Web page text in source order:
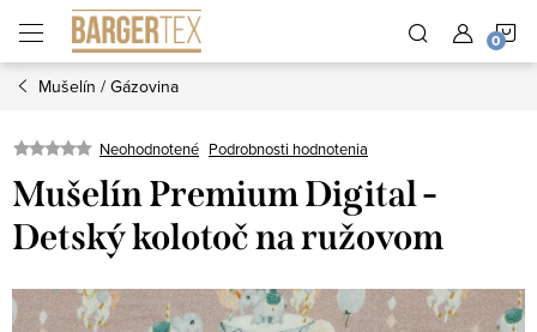
obsah
Mušelín / Gázovina
Neohodnotené Podrobnosti hodnotenia
Mušelín Premium Digital -
Detský kolotoč na ružovom